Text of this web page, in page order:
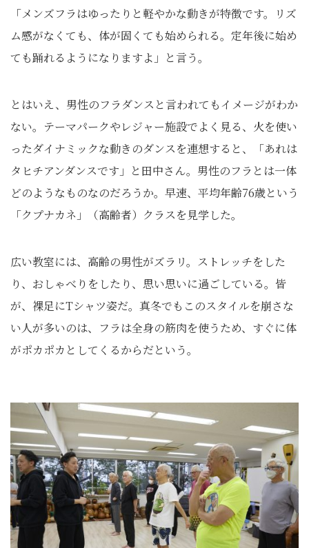
「メンズフラはゆったりと軽やかな動きが特徴です。リズ
ム感がなくても、体が固くても始められる。定年後に始め
ても踊れるようになりますよ」と言う。
とはいえ、男性のフラダンスと言われてもイメージがわか
ない。テーマパークやレジャー施設でよく見る、火を使い
ったダイナミックな動きのダンスを連想すると、「あれは
タヒチアンダンスです」と田中さん。男性のフラとは一体
どのようなものなのだろうか。早速、平均年齢76歳という
「クプナカネ」（高齢者）クラスを見学した。
広い教室には、高齢の男性がズラリ。ストレッチをした
り、おしゃべりをしたり、思い思いに過ごしている。皆
が、裸足にTシャツ姿だ。真冬でもこのスタイルを崩さな
い人が多いのは、フラは全身の筋肉を使うため、すぐに体
がポカポカとしてくるからだという。